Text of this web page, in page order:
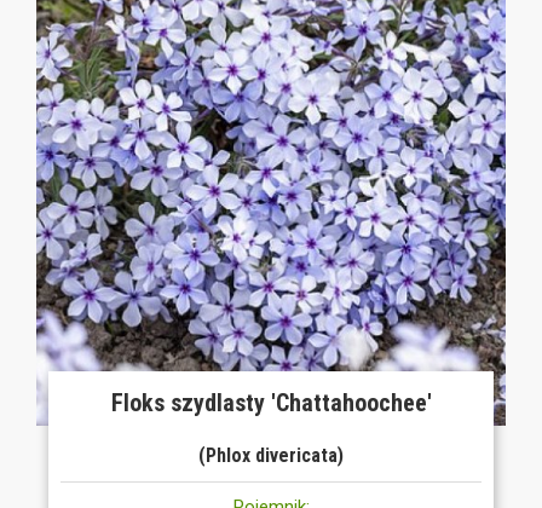
Floks szydlasty 'Chattahoochee'
(Phlox divericata)